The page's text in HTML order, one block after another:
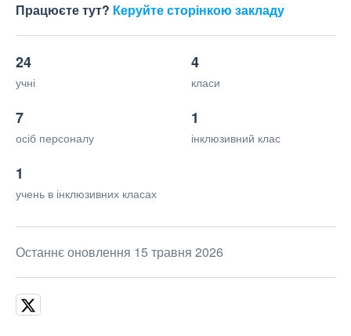
Працюєте тут? Керуйте сторінкою закладу
24
учні
4
класи
7
осіб персоналу
1
інклюзивний клас
1
учень в інклюзивних класах
Останнє оновлення 15 травня 2026